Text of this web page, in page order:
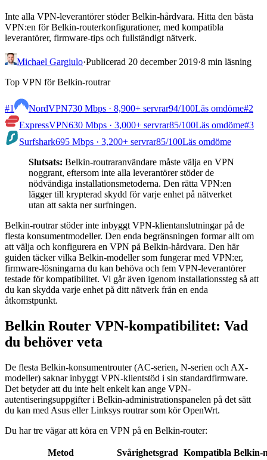
Inte alla VPN-leverantörer stöder Belkin-hårdvara. Hitta den bästa
VPN:en för Belkin-routerkonfigurationer, med kompatibla
leverantörer, firmware-tips och fullständigt nätverk.
Michael Gargiulo·Publicerad 20 december 2019·8 min läsning
Top VPN för Belkin-routrar
#1 NordVPN730 Mbps · 8,900+ servrar94/100Läs omdöme#2
ExpressVPN630 Mbps · 3,000+ servrar85/100Läs omdöme#3
Surfshark695 Mbps · 3,200+ servrar85/100Läs omdöme
Slutsats: Belkin-routraranvändare måste välja en VPN
noggrant, eftersom inte alla leverantörer stöder de
nödvändiga installationsmetoderna. Den rätta VPN:en
lägger till krypterad skydd för varje enhet på nätverket
utan att sakta ner surfningen.
Belkin-routrar stöder inte inbyggt VPN-klientanslutningar på de
flesta konsumentmodeller. Den enda begränsningen formar allt om
att välja och konfigurera en VPN på Belkin-hårdvara. Den här
guiden täcker vilka Belkin-modeller som fungerar med VPN:er,
firmware-lösningarna du kan behöva och fem VPN-leverantörer
testade för kompatibilitet. Vi går även igenom installationssteg så att
du kan skydda varje enhet på ditt nätverk från en enda
åtkomstpunkt.
Belkin Router VPN-kompatibilitet: Vad
du behöver veta
De flesta Belkin-konsumentrouter (AC-serien, N-serien och AX-
modeller) saknar inbyggt VPN-klientstöd i sin standardfirmware.
Det betyder att du inte helt enkelt kan ange VPN-
autentiseringsuppgifter i Belkin-administrationspanelen på det sätt
du kan med Asus eller Linksys routrar som kör OpenWrt.
Du har tre vägar att köra en VPN på en Belkin-router:
Metod Svårighetsgrad Kompatibla Belkin-